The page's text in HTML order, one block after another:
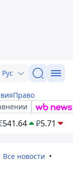
Рус
Право
541.64 ₽5.71
Все новости